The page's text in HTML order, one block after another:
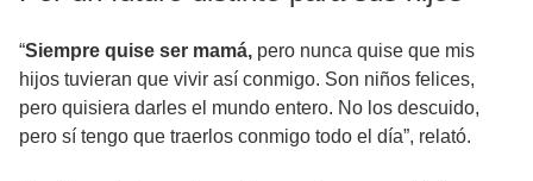
“Siempre quise ser mamá, pero nunca quise que mis
hijos tuvieran que vivir así conmigo. Son niños felices,
pero quisiera darles el mundo entero. No los descuido,
pero sí tengo que traerlos conmigo todo el día”, relató.